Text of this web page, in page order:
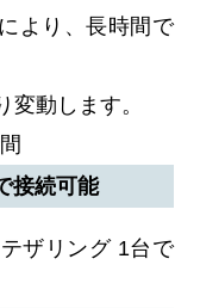
より、長時間で
動します。
接続可能
ザリング 1台で